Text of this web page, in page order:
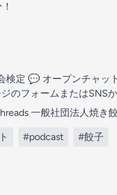
検定 💬 オープンチャッ
のフォームまたはSNS
一般社団法人焼き
#podcast #餃子